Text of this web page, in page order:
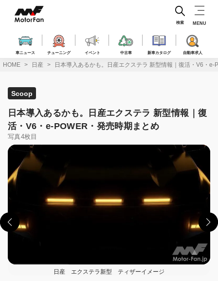
ス
車ニュース チューニング イベント 中古車 新車カタログ 自動車求人
検索 MENU
HOME 日産 日本導入あるかも。日産エクステラ 新型情報｜復活・V6・e-
Scoop
日本導入あるかも。日産エクステラ 新型情報｜復
活・V6・e-POWER・発売時期まとめ
写真4枚目
日産 エクステラ新型 ティザーイメージ